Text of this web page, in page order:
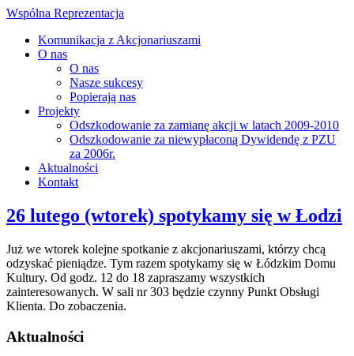
Wspólna Reprezentacja
Komunikacja z Akcjonariuszami
O nas
O nas
Nasze sukcesy
Popierają nas
Projekty
Odszkodowanie za zamianę akcji w latach 2009-2010
Odszkodowanie za niewypłaconą Dywidendę z PZU
za 2006r.
Aktualności
Kontakt
26 lutego (wtorek) spotykamy się w Łodzi
Już we wtorek kolejne spotkanie z akcjonariuszami, którzy chcą
odzyskać pieniądze. Tym razem spotykamy się w Łódzkim Domu
Kultury. Od godz. 12 do 18 zapraszamy wszystkich
zainteresowanych. W sali nr 303 będzie czynny Punkt Obsługi
Klienta. Do zobaczenia.
Aktualności